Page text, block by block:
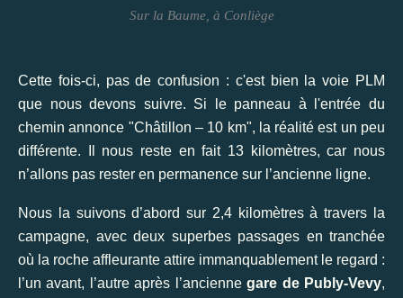
Sur la Baume, à Conliège
Cette fois-ci, pas de confusion : c'est bien la voie PLM
que nous devons suivre. Si le panneau à l'entrée du
chemin annonce "Châtillon – 10 km", la réalité est un peu
différente. Il nous reste en fait 13 kilomètres, car nous
n’allons pas rester en permanence sur l’ancienne ligne.
Nous la suivons d’abord sur 2,4 kilomètres à travers la
campagne, avec deux superbes passages en tranchée
où la roche affleurante attire immanquablement le regard :
l’un avant, l’autre après l’anciennegare de Publy-Vevy,